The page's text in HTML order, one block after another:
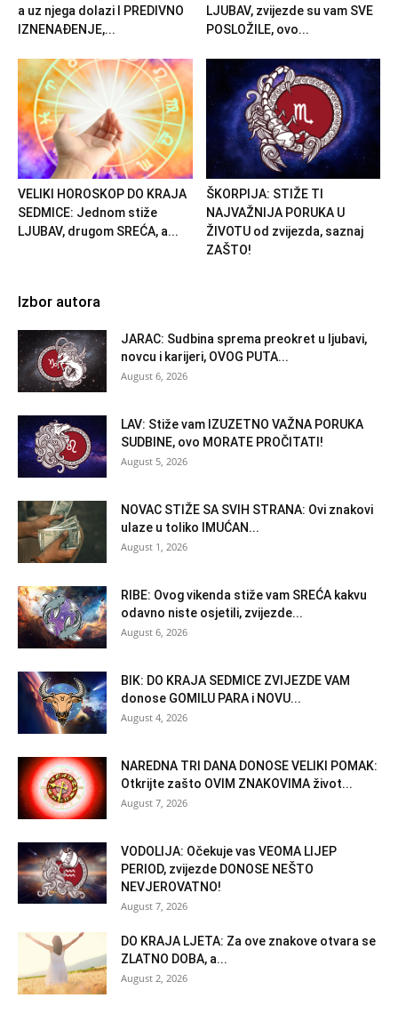
a uz njega dolazi I PREDIVNO
IZNENAĐENJE,...
LJUBAV, zvijezde su vam SVE
POSLOŽILE, ovo...
VELIKI HOROSKOP DO KRAJA
SEDMICE: Jednom stiže
LJUBAV, drugom SREĆA, a...
ŠKORPIJA: STIŽE TI
NAJVAŽNIJA PORUKA U
ŽIVOTU od zvijezda, saznaj
ZAŠTO!
Izbor autora
JARAC: Sudbina sprema preokret u ljubavi,
novcu i karijeri, OVOG PUTA...
August 6, 2026
LAV: Stiže vam IZUZETNO VAŽNA PORUKA
SUDBINE, ovo MORATE PROČITATI!
August 5, 2026
NOVAC STIŽE SA SVIH STRANA: Ovi znakovi
ulaze u toliko IMUĆAN...
August 1, 2026
RIBE: Ovog vikenda stiže vam SREĆA kakvu
odavno niste osjetili, zvijezde...
August 6, 2026
BIK: DO KRAJA SEDMICE ZVIJEZDE VAM
donose GOMILU PARA i NOVU...
August 4, 2026
NAREDNA TRI DANA DONOSE VELIKI POMAK:
Otkrijte zašto OVIM ZNAKOVIMA život...
August 7, 2026
VODOLIJA: Očekuje vas VEOMA LIJEP
PERIOD, zvijezde DONOSE NEŠTO
NEVJEROVATNO!
August 7, 2026
DO KRAJA LJETA: Za ove znakove otvara se
ZLATNO DOBA, a...
August 2, 2026